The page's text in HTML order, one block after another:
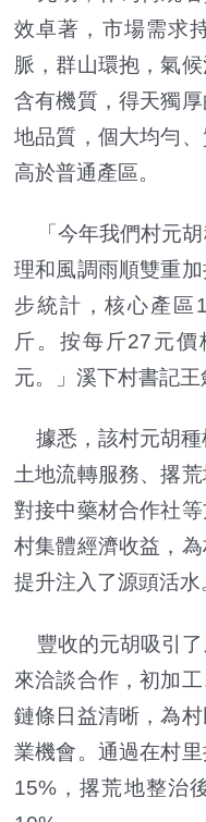
效卓著，市場需求
脈，群山環抱，氣
含有機質，得天獨
地品質，個大均勻
高於普通產區。
「今年我們村元胡
理和風調雨順雙重
步統計，核心產區
斤。按每斤27元
元。」溪下村書記王
據悉，該村元胡種
土地流轉服務、撂荒
對接中藥材合作社
村集體經濟收益，
提升注入了源頭活水
豐收的元胡吸引了
來洽談合作，初加
鏈條日益清晰，為
業機會。通過在村
15%，撂荒地整治